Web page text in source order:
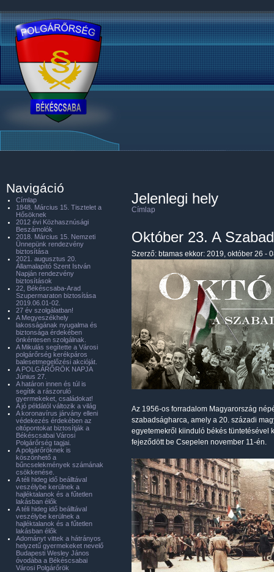
Jelenlegi hely
Címlap
Október 23. A
Szerző: btamas ekkor: 2019, október 26 -
Az 1956-os forradalom Magyarország
szabadságharca, amely a 20. századi
egyetemekről kiinduló békés tün­te­té­sével
fejeződött be Csepelen november 11-én.
Navigáció
Címlap
1848. Március 15. Tisztelet a
Hősöknek
2012 évi Közhasznúsági
Beszámolók
2018. Március 15. Nemzeti
Ünnepünk rendezvény
biztosítása
2021. augusztus 20.
Államalapító Szent István
Napján rendezvény
biztosítások
22, Békéscsaba-Arad
Szupermaraton biztosítása
2019.06.01-02.
27 év szolgálatban!
A Megyeszékhely
lakosságának nyugalma és
biztonsága érdekében
önkéntesen szolgálnak.
A Mikulás segítette a Városi
polgárőrség kerékpáros
balesetmegelőzési akcióját.
A POLGÁRŐRÖK NAPJA
Június 27.
A határon innen és túl is
segítik a rászoruló
gyermekeket, családokat!
A jó példától változik a világ
A koronavírus járvány elleni
védekezés érdekében az
oltópontokat biztosítják a
Békéscsabai Városi
Polgárőrség tagjai.
A polgárőröknek is
köszönhető a
bűncselekmények számának
csökkenése.
A téli hideg idő beálltával
veszélybe kerülnek a
hajléktalanok és a fűtetlen
lakásban élők
A téli hideg idő beálltával
veszélybe kerülnek a
hajléktalanok és a fűtetlen
lakásban élők
Adományt vittek a hátrányos
helyzetű gyermekeket nevelő
Budapesti Wesley János
óvodába a Békéscsabai
Városi Polgárőrök